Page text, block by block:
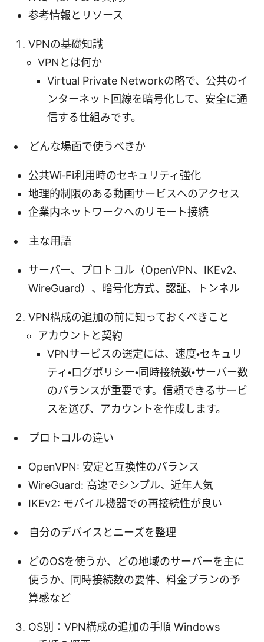
参考情報とリソース
VPNの基礎知識
VPNとは何か
Virtual Private Networkの略で、公共のイ
ンターネット回線を暗号化して、安全に通
信する仕組みです。
どんな場面で使うべきか
公共Wi‑Fi利用時のセキュリティ強化
地理的制限のある動画サービスへのアクセス
企業内ネットワークへのリモート接続
主な用語
サーバー、プロトコル（OpenVPN、IKEv2、
WireGuard）、暗号化方式、認証、トンネル
VPN構成の追加の前に知っておくべきこと
アカウントと契約
VPNサービスの選定には、速度・セキュリ
ティ・ログポリシー・同時接続数・サーバー数
のバランスが重要です。信頼できるサービ
スを選び、アカウントを作成します。
プロトコルの違い
OpenVPN: 安定と互換性のバランス
WireGuard: 高速でシンプル、近年人気
IKEv2: モバイル機器での再接続性が良い
自分のデバイスとニーズを整理
どのOSを使うか、どの地域のサーバーを主に
使うか、同時接続数の要件、料金プランの予
算感など
OS別：VPN構成の追加の手順 Windows